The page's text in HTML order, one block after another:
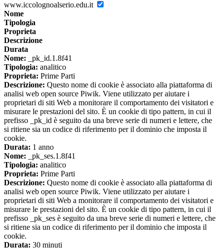
www.iccolognoalserio.edu.it
Nome
Tipologia
Proprieta
Descrizione
Durata
Nome: _pk_id.1.8f41
Tipologia: analitico
Proprieta: Prime Parti
Descrizione: Questo nome di cookie è associato alla piattaforma di
analisi web open source Piwik. Viene utilizzato per aiutare i
proprietari di siti Web a monitorare il comportamento dei visitatori e
misurare le prestazioni del sito. È un cookie di tipo pattern, in cui il
prefisso _pk_id è seguito da una breve serie di numeri e lettere, che
si ritiene sia un codice di riferimento per il dominio che imposta il
cookie.
Durata: 1 anno
Nome: _pk_ses.1.8f41
Tipologia: analitico
Proprieta: Prime Parti
Descrizione: Questo nome di cookie è associato alla piattaforma di
analisi web open source Piwik. Viene utilizzato per aiutare i
proprietari di siti Web a monitorare il comportamento dei visitatori e
misurare le prestazioni del sito. È un cookie di tipo pattern, in cui il
prefisso _pk_ses è seguito da una breve serie di numeri e lettere, che
si ritiene sia un codice di riferimento per il dominio che imposta il
cookie.
Durata: 30 minuti